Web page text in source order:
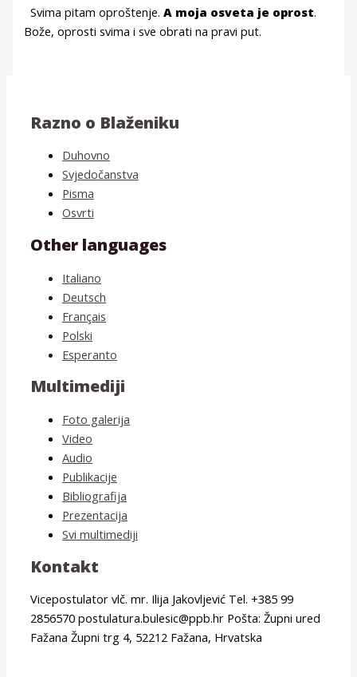
Svima pitam oproštenje.A moja osveta je oprost.
Bože, oprosti svima i sve obrati na pravi put.
Razno o Blaženiku
Duhovno
Svjedočanstva
Pisma
Osvrti
Other languages
Italiano
Deutsch
Français
Polski
Esperanto
Multimediji
Foto galerija
Video
Audio
Publikacije
Bibliografija
Prezentacija
Svi multimediji
Kontakt
Vicepostulator vlč. mr. Ilija Jakovljević Tel. +385 99
2856570 postulatura.bulesic@ppb.hr Pošta: Župni ured
Fažana Župni trg 4, 52212 Fažana, Hrvatska